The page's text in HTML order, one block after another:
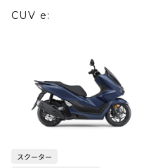
CUV e:
スクーター